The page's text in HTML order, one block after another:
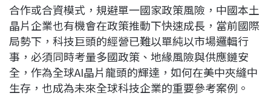
合作或合資模式，規避單一國家政策風險，中國本土
晶片企業也有機會在政策推動下快速成長，當前國際
局勢下，科技巨頭的經營已難以單純以市場邏輯行
事，必須同時考量多國政策、地緣風險與供應鏈安
全，作為全球AI晶片龍頭的輝達，如何在美中夾縫中
生存，也成為未來全球科技企業的重要參考案例。